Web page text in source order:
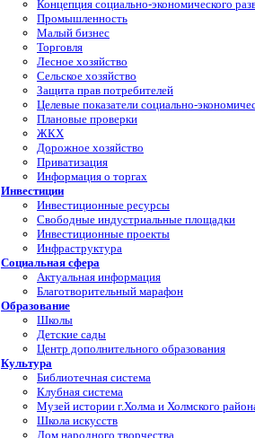
Концепция социально-экономического
Промышленность
Малый бизнес
Торговля
Лесное хозяйство
Сельское хозяйство
Защита прав потребителей
Целевые показатели социально-
Плановые проверки
ЖКХ
Дорожное хозяйство
Приватизация
Информация о торгах
Инвестиции
Инвестиционные ресурсы
Свободные индустриальные площадки
Инвестиционные проекты
Инфраструктура
Социальная сфера
Актуальная информация
Благотворительный марафон
Образование
Школы
Детские сады
Центр дополнительного образования
Культура
Библиотечная система
Клубная система
Музей истории г.Холма и Холмского
Школа искусств
Дом народного творчества